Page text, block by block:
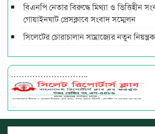
বিএনপি নেতার বিরুদ্ধে মিথ্যা ও ভিত্তিহীন
গোয়াইনঘাট প্রেসক্লাবে সংবাদ সম্মেলন
সিলেটের চোরাচালান সাম্রাজ্যের নতুন
………………………..